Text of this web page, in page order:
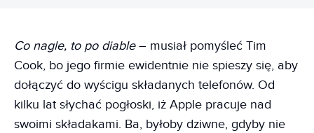
Co nagle, to po diable– musiał pomyśleć Tim
Cook, bo jego firmie ewidentnie nie spieszy się, aby
dołączyć do wyścigu składanych telefonów. Od
kilku lat słychać pogłoski, iż Apple pracuje nad
swoimi składakami. Ba, byłoby dziwne, gdyby nie